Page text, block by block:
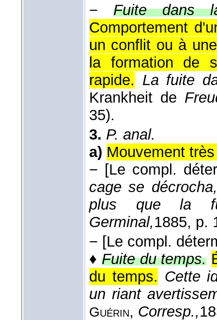
−Fuite dans
Comportement
un conflit ou à
la formation de
rapide. La fuite
Krankheit de
35).
3. P. anal.
a) Mouvement
− [Le compl.
cage se
plus que la
Germinal,1885, p.
− [Le compl.
♦ Fuite du temps.
du temps. Cette
un riant
Guérin, Corresp.,